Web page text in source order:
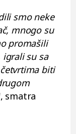
smo neke
mnogo su
promašili
su sa
biti
smatra